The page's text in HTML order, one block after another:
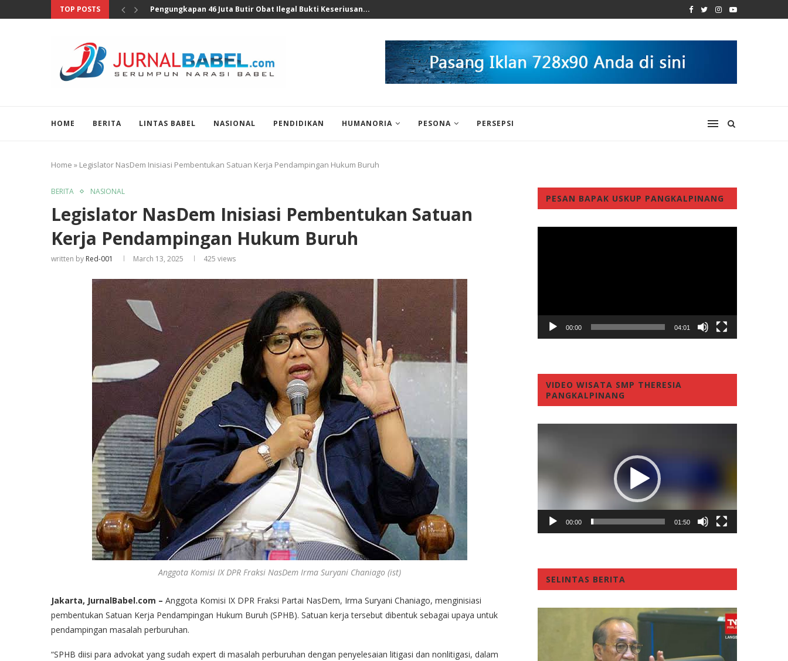
TOP POSTS Anggota DPR Sebut Sensus Ekonomi 2026 Bukan Untuk...
HOME BERITA LINTAS BABEL NASIONAL PENDIDIKAN HUMANORIA PESONA PERSEPSI
Home » Legislator NasDem Inisiasi Pembentukan Satuan Kerja Pendampingan Hukum Buruh
BERITA NASIONAL
Legislator NasDem Inisiasi Pembentukan Satuan
Kerja Pendampingan Hukum Buruh
written by Red-001 March 13, 2025 425 views
Anggota Komisi IX DPR Fraksi NasDem Irma Suryani Chaniago (ist)
Jakarta, JurnalBabel.com – Anggota Komisi IX DPR Fraksi Partai NasDem, Irma Suryani Chaniago, menginisiasi
pembentukan Satuan Kerja Pendampingan Hukum Buruh (SPHB). Satuan kerja tersebut dibentuk sebagai upaya untuk
pendampingan masalah perburuhan.
“SPHB diisi para advokat yang sudah expert di masalah perburuhan dengan penyelesaian litigasi dan nonlitigasi, dalam
PESAN BAPAK USKUP PANGKALPINANG
00:00 04:01
VIDEO WISATA SMP THERESIA
PANGKALPINANG
00:00 01:50
SELINTAS BERITA